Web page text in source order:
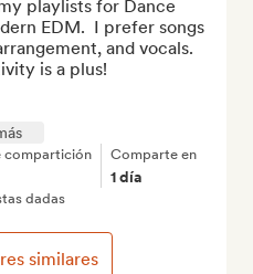
playlists for Dance
EDM.  I prefer songs
and vocals.
is a plus!
compartición Comparte en
1 día
dadas
similares